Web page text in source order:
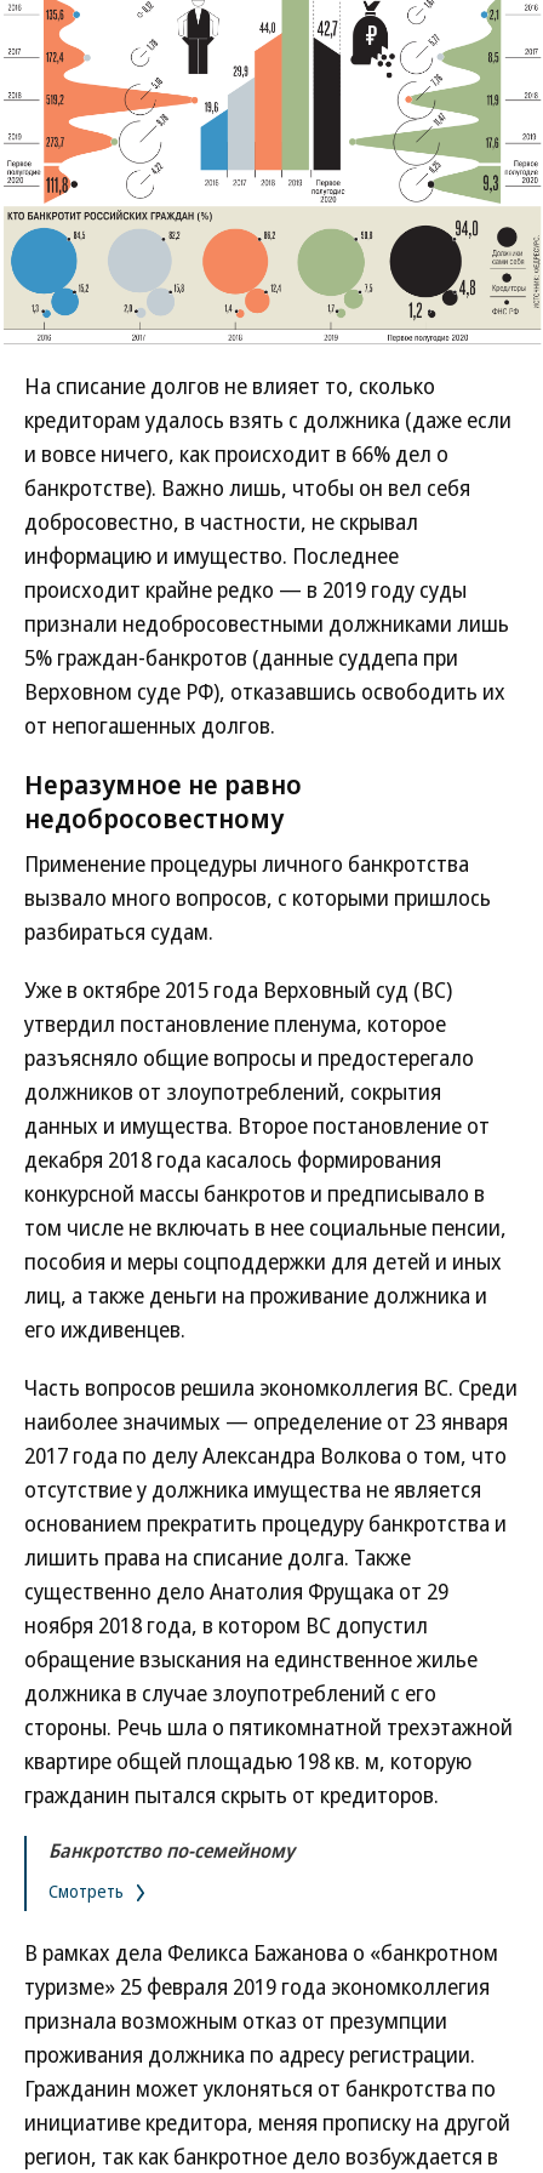
На списание долгов не влияет то, сколько
кредиторам удалось взять с должника (даже если
и вовсе ничего, как происходит в 66% дел о
банкротстве). Важно лишь, чтобы он вел себя
добросовестно, в частности, не скрывал
информацию и имущество. Последнее
происходит крайне редко — в 2019 году суды
признали недобросовестными должниками лишь
5% граждан-банкротов (данные суддепа при
Верховном суде РФ), отказавшись освободить их
от непогашенных долгов.
Неразумное не равно
недобросовестному
Применение процедуры личного банкротства
вызвало много вопросов, с которыми пришлось
разбираться судам.
Уже в октябре 2015 года Верховный суд (ВС)
утвердил постановление пленума, которое
разъясняло общие вопросы и предостерегало
должников от злоупотреблений, сокрытия
данных и имущества. Второе постановление от
декабря 2018 года касалось формирования
конкурсной массы банкротов и предписывало в
том числе не включать в нее социальные пенсии,
пособия и меры соцподдержки для детей и иных
лиц, а также деньги на проживание должника и
его иждивенцев.
Часть вопросов решила экономколлегия ВС. Среди
наиболее значимых — определение от 23 января
2017 года по делу Александра Волкова о том, что
отсутствие у должника имущества не является
основанием прекратить процедуру банкротства и
лишить права на списание долга. Также
существенно дело Анатолия Фрущака от 29
ноября 2018 года, в котором ВС допустил
обращение взыскания на единственное жилье
должника в случае злоупотреблений с его
стороны. Речь шла о пятикомнатной трехэтажной
квартире общей площадью 198 кв. м, которую
гражданин пытался скрыть от кредиторов.
Банкротство по-семейному
Смотреть
В рамках дела Феликса Бажанова о «банкротном
туризме» 25 февраля 2019 года экономколлегия
признала возможным отказ от презумпции
проживания должника по адресу регистрации.
Гражданин может уклоняться от банкротства по
инициативе кредитора, меняя прописку на другой
регион, так как банкротное дело возбуждается в